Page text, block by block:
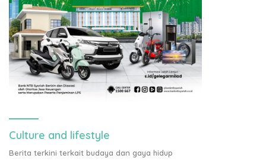
Culture and lifestyle
Berita terkini terkait budaya dan gaya hidup